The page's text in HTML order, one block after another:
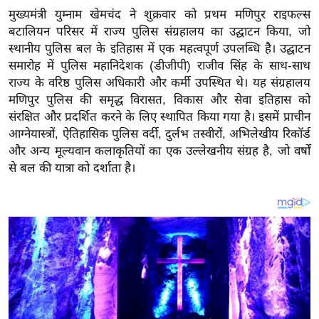
वि
शे
ष
ज्ञ
रा
य
ब
ज
ट
क्रि
के
ट
I
P
मुख्यमंत्री युम्नाम खेमचंद ने शुक्रवार को प्रथम मणिपुर राइफल्स
बटालियन परिसर में राज्य पुलिस संग्रहालय का उद्घाटन किया, जो
स्थानीय पुलिस बल के इतिहास में एक महत्वपूर्ण उपलब्धि है। उद्घाटन
समारोह में पुलिस महानिदेशक (डीजीपी) राजीव सिंह के साथ-साथ
राज्य के वरिष्ठ पुलिस अधिकारी और कर्मी उपस्थित थे। यह संग्रहालय
मणिपुर पुलिस की समृद्ध विरासत, विकास और सेवा इतिहास को
संरक्षित और प्रदर्शित करने के लिए स्थापित किया गया है। इसमें प्राचीन
आग्नेयास्त्रों, ऐतिहासिक पुलिस वर्दी, दुर्लभ तस्वीरों, अभिलेखीय रिकॉर्ड
और अन्य मूल्यवान कलाकृतियों का एक उल्लेखनीय संग्रह है, जो वर्षों
से बल की यात्रा को दर्शाता है।